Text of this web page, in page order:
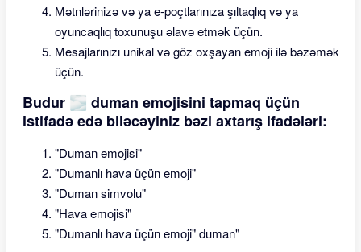
Mətnlərinizə və ya e-poçtlarınıza şıltaqlıq və ya
oyuncaqlıq toxunuşu əlavə etmək üçün.
Mesajlarınızı unikal və göz oxşayan emoji ilə bəzəmək
üçün.
Budur 🌫 duman emojisini tapmaq üçün
istifadə edə biləcəyiniz bəzi axtarış ifadələri:
"Duman emojisi"
"Dumanlı hava üçün emoji"
"Duman simvolu"
"Hava emojisi"
"Dumanlı hava üçün emoji" duman"